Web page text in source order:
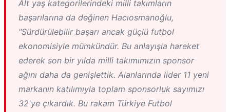
Alt yaş kategorilerindeki milli takımların
başarılarına da değinen Hacıosmanoğlu,
"Sürdürülebilir başarı ancak güçlü futbol
ekonomisiyle mümkündür. Bu anlayışla hareket
ederek son bir yılda milli takımımızın sponsor
ağını daha da genişlettik. Alanlarında lider 11 yeni
markanın katılımıyla toplam sponsorluk sayımızı
32'ye çıkardık. Bu rakam Türkiye Futbol